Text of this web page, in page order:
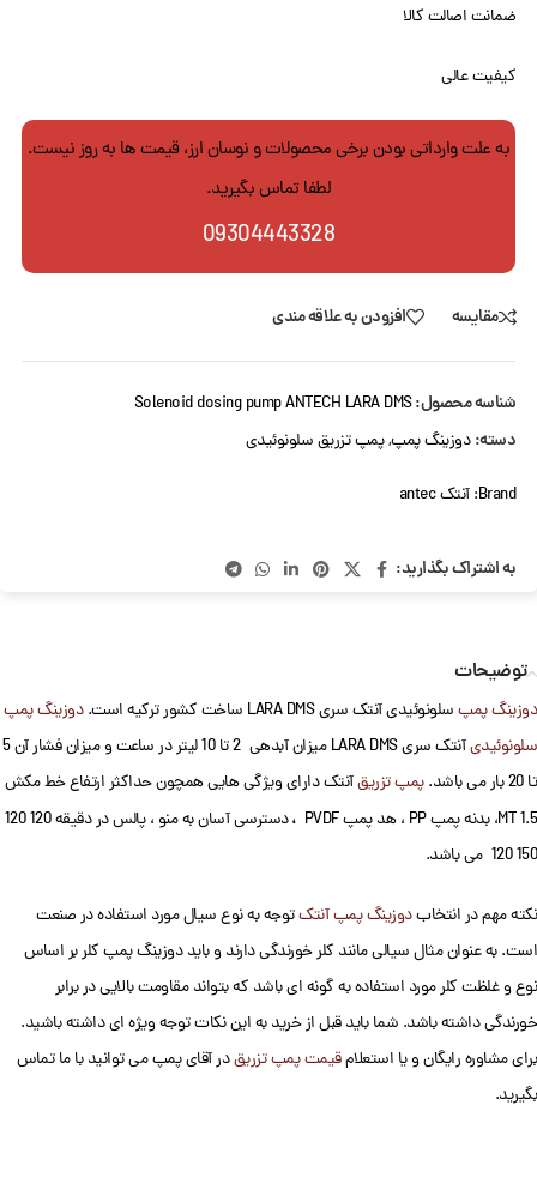
ضمانت اصالت کالا
کیفیت عالی
به علت وارداتی بودن برخی محصولات و نوسان ارز، قیمت ها به روز نیست.
لطفا تماس بگیرید.
09304443328
مقایسه افزودن به علاقه مندی
شناسه محصول:Solenoid dosing pump ANTECH LARA DMS
دسته: دوزینگ پمپ,پمپ تزریق سلونوئیدی
Brand: آنتک antec
به اشتراک بگذارید:
توضیحات
دوزینگ پمپسلونوئیدی آنتک سری LARA DMS ساخت کشور ترکیه است.
دوزینگ پمپ
سلونوئیدی
آنتک سری LARA DMS میزان آبدهی 2 تا 10 لیتر در ساعت و میزان فشار آن 5
تا 20 بار می باشد.
پمپ تزریقآنتک دارای ویژگی هایی همچون حداکثر ارتفاع خط مکش
1.5 MT، بدنه پمپ PP ، هد پمپ PVDF
،
دسترسی آسان به منو ، پالس در دقیقه 120 120
150 120 می باشد.
نکته مهم در انتخابدوزینگ پمپ آنتکتوجه به نوع سیال مورد استفاده در صنعت
است. به عنوان مثال سیالی مانند کلر خورندگی دارند و باید دوزینگ پمپ کلر بر اساس
نوع و غلظت کلر مورد استفاده به گونه ای باشد که بتواند مقاومت بالایی در برابر
خورندگی داشته باشد. شما باید قبل از خرید به این نکات توجه ویژه ای داشته باشید.
برای مشاوره رایگان و یا استعلامقیمت پمپ تزریقدر آقای پمپ می توانید با ما تماس
بگیرید.